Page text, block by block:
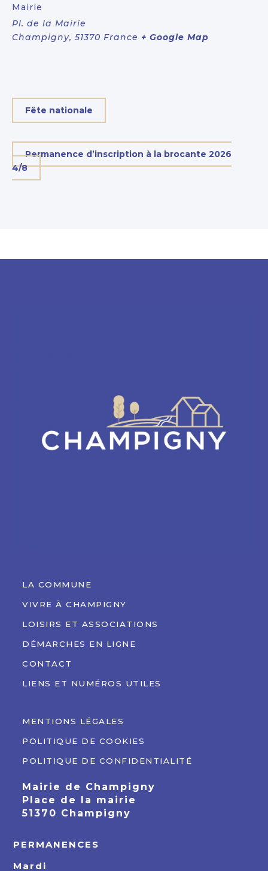
Mairie
Pl. de la Mairie
Champigny, 51370 France + Google Map
Fête nationale
Permanence d’inscription à la brocante 2026
4/8
LA COMMUNE
VIVRE À CHAMPIGNY
LOISIRS ET ASSOCIATIONS
DÉMARCHES EN LIGNE
CONTACT
LIENS ET NUMÉROS UTILES
MENTIONS LÉGALES
POLITIQUE DE COOKIES
POLITIQUE DE CONFIDENTIALITÉ
Mairie de Champigny
Place de la mairie
51370 Champigny
PERMANENCES
Mardi